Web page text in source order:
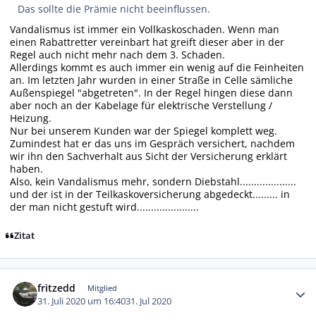
Das sollte die Prämie nicht beeinflussen.
Vandalismus ist immer ein Vollkaskoschaden. Wenn man
einen Rabattretter vereinbart hat greift dieser aber in der
Regel auch nicht mehr nach dem 3. Schaden.
Allerdings kommt es auch immer ein wenig auf die Feinheiten
an. Im letzten Jahr wurden in einer Straße in Celle sämliche
Außenspiegel "abgetreten". In der Regel hingen diese dann
aber noch an der Kabelage für elektrische Verstellung /
Heizung.
Nur bei unserem Kunden war der Spiegel komplett weg.
Zumindest hat er das uns im Gespräch versichert, nachdem
wir ihn den Sachverhalt aus Sicht der Versicherung erklärt
haben.
Also, kein Vandalismus mehr, sondern Diebstahl....................
und der ist in der Teilkaskoversicherung abgedeckt......... in
der man nicht gestuft wird......................
Zitat
fritzedd Mitglied
31. Juli 2020 um 16:4031. Jul 2020